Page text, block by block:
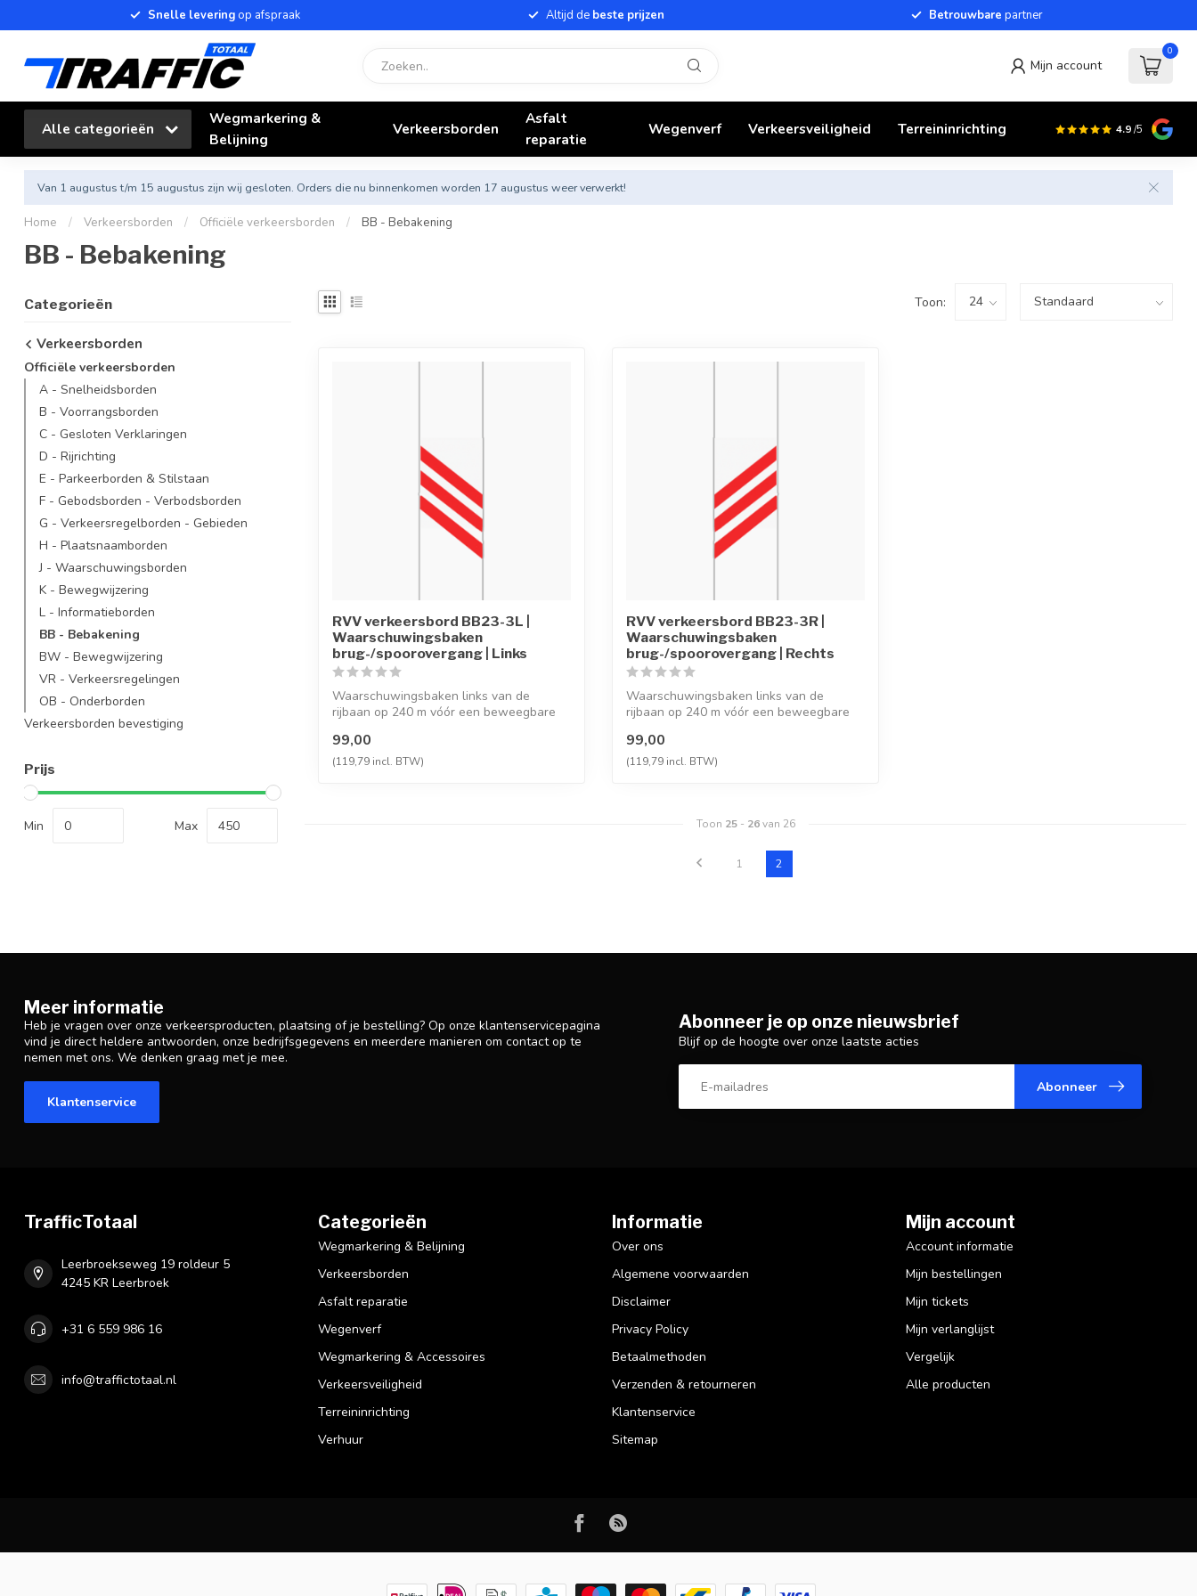
Snelle leveringop afspraak Altijd de beste prijzen Betrouwbare partner
Mijn account
0
Alle categorieën
Wegmarkering &
Belijning
Verkeersborden
Asfalt
reparatie
Wegenverf Verkeersveiligheid Terreininrichting 4.9/5
Van 1 augustus t/m 15 augustus zijn wij gesloten. Orders die nu binnenkomen worden 17 augustus weer verwerkt!
Home / Verkeersborden / Officiële verkeersborden / BB - Bebakening
BB - Bebakening
Categorieën
Verkeersborden
Officiële verkeersborden
A - Snelheidsborden
B - Voorrangsborden
C - Gesloten Verklaringen
D - Rijrichting
E - Parkeerborden & Stilstaan
F - Gebodsborden - Verbodsborden
G - Verkeersregelborden - Gebieden
H - Plaatsnaamborden
J - Waarschuwingsborden
K - Bewegwijzering
L - Informatieborden
BB - Bebakening
BW - Bewegwijzering
VR - Verkeersregelingen
OB - Onderborden
Verkeersborden bevestiging
Prijs
Min Max
Toon:
RVV verkeersbord BB23-3L |
Waarschuwingsbaken
brug-/spoorovergang | Links
Waarschuwingsbaken links van de
rijbaan op 240 m vóór een beweegbare
99,00
(119,79 incl. BTW)
RVV verkeersbord BB23-3R |
Waarschuwingsbaken
brug-/spoorovergang | Rechts
Waarschuwingsbaken links van de
rijbaan op 240 m vóór een beweegbare
99,00
(119,79 incl. BTW)
Toon 25- 26van 26
1 2
Meer informatie
Heb je vragen over onze verkeersproducten, plaatsing of je bestelling? Op onze klantenservicepagina
vind je direct heldere antwoorden, onze bedrijfsgegevens en meerdere manieren om contact op te
nemen met ons. We denken graag met je mee.
Klantenservice
Abonneer je op onze nieuwsbrief
Blijf op de hoogte over onze laatste acties
Abonneer
TrafficTotaal
Leerbroekseweg 19 roldeur 5
4245 KR Leerbroek
+31 6 559 986 16
info@traffictotaal.nl
Categorieën
Wegmarkering & Belijning
Verkeersborden
Asfalt reparatie
Wegenverf
Wegmarkering & Accessoires
Verkeersveiligheid
Terreininrichting
Verhuur
Informatie
Over ons
Algemene voorwaarden
Disclaimer
Privacy Policy
Betaalmethoden
Verzenden & retourneren
Klantenservice
Sitemap
Mijn account
Account informatie
Mijn bestellingen
Mijn tickets
Mijn verlanglijst
Vergelijk
Alle producten